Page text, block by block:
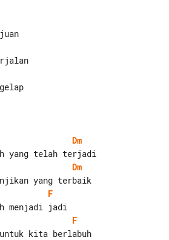
Dm
Dm
F
F
untuk kita berlabuh